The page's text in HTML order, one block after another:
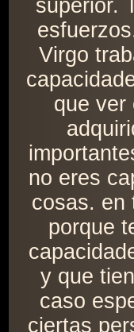
superior.
Virgo
que ver
no eres
cosas. en
porque
y que
caso
ciertas